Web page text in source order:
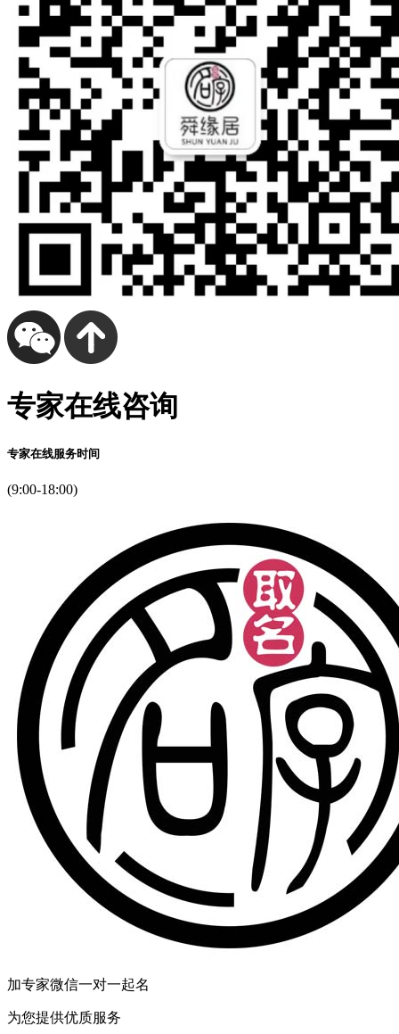
专家在线咨询
专家在线服务时间
(9:00-18:00)
加专家微信一对一起名
为您提供优质服务